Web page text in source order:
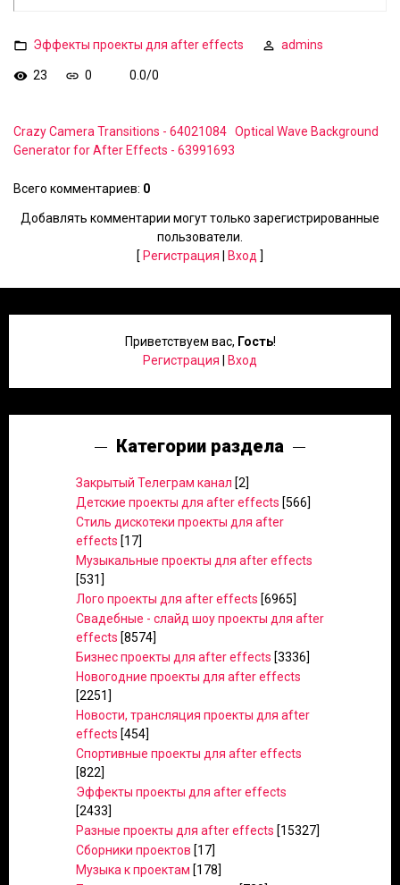
Эффекты проекты для after effects admins
23 0 0.0/0
Crazy Camera Transitions - 64021084 Optical Wave Background
Generator for After Effects - 63991693
Всего комментариев: 0
Добавлять комментарии могут только зарегистрированные
пользователи.
[ Регистрация Вход ]
Приветствуем вас, Гость!
Регистрация
Вход
Категории раздела
Закрытый Телеграм канал [2]
Детские проекты для after effects [566]
Стиль дискотеки проекты для after
effects [17]
Музыкальные проекты для after effects
[531]
Лого проекты для after effects [6965]
Свадебные - слайд шоу проекты для after
effects [8574]
Бизнес проекты для after effects [3336]
Новогодние проекты для after effects
[2251]
Новости, трансляция проекты для after
effects [454]
Спортивные проекты для after effects
[822]
Эффекты проекты для after effects
[2433]
Разные проекты для after effects [15327]
Сборники проектов [17]
Музыка к проектам [178]